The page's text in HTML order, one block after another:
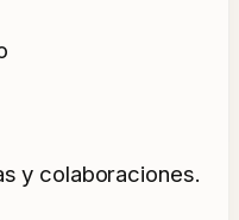
y colaboraciones.